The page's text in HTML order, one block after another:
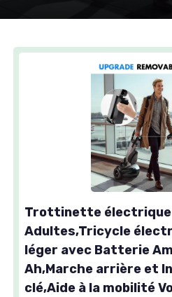
Trottinette électrique
Adultes,Tricycle
léger avec Batterie
Ah,Marche arrière et
clé,Aide à la mobilité